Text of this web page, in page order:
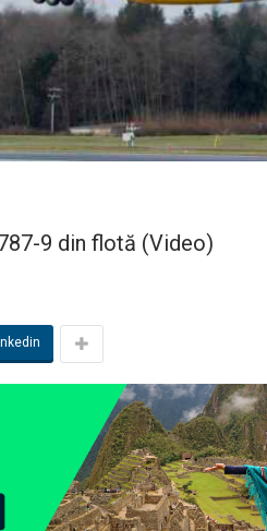
9 din flotă (Video)